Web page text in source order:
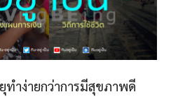
ทำง่ายกว่าการมีสุขภาพดี